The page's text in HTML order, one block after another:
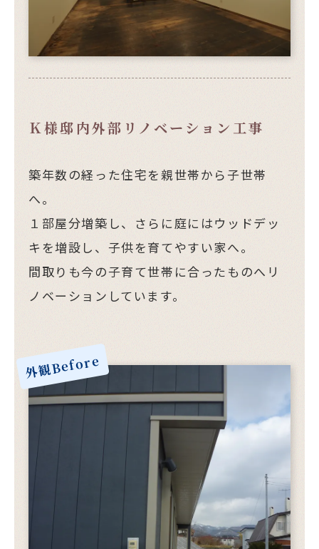
Ｋ様邸内外部リノベーション工事
築年数の経った住宅を親世帯から子世帯
へ。
１部屋分増築し、さらに庭にはウッドデッ
キを増設し、子供を育てやすい家へ。
間取りも今の子育て世帯に合ったものへリ
ノベーションしています。